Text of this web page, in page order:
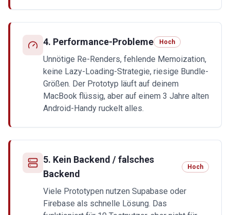
4. Performance-Probleme Hoch
Unnötige Re-Renders, fehlende Memoization,
keine Lazy-Loading-Strategie, riesige Bundle-
Größen. Der Prototyp läuft auf deinem
MacBook flüssig, aber auf einem 3 Jahre alten
Android-Handy ruckelt alles.
5. Kein Backend / falsches
Backend
Hoch
Viele Prototypen nutzen Supabase oder
Firebase als schnelle Lösung. Das